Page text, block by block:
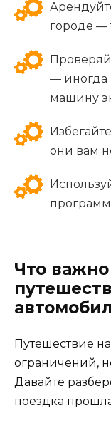
городе —
— иногда
машину
они вам
Что
Путешествие
ограничений,
Давайте
поездка